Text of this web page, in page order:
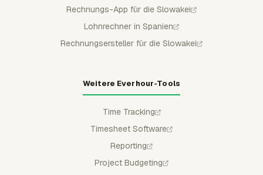
Rechnungs-App für die Slowakei
Lohnrechner in Spanien
Rechnungsersteller für die Slowakei
Weitere Everhour-Tools
Time Tracking
Timesheet Software
Reporting
Project Budgeting